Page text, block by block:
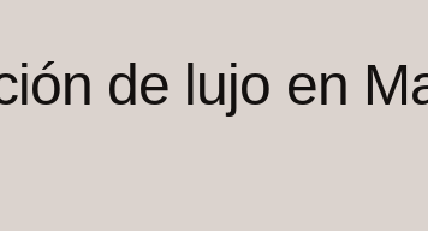
de lujo en